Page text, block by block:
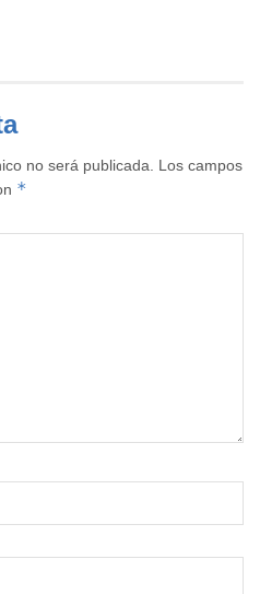
no será publicada.
Los campos
*